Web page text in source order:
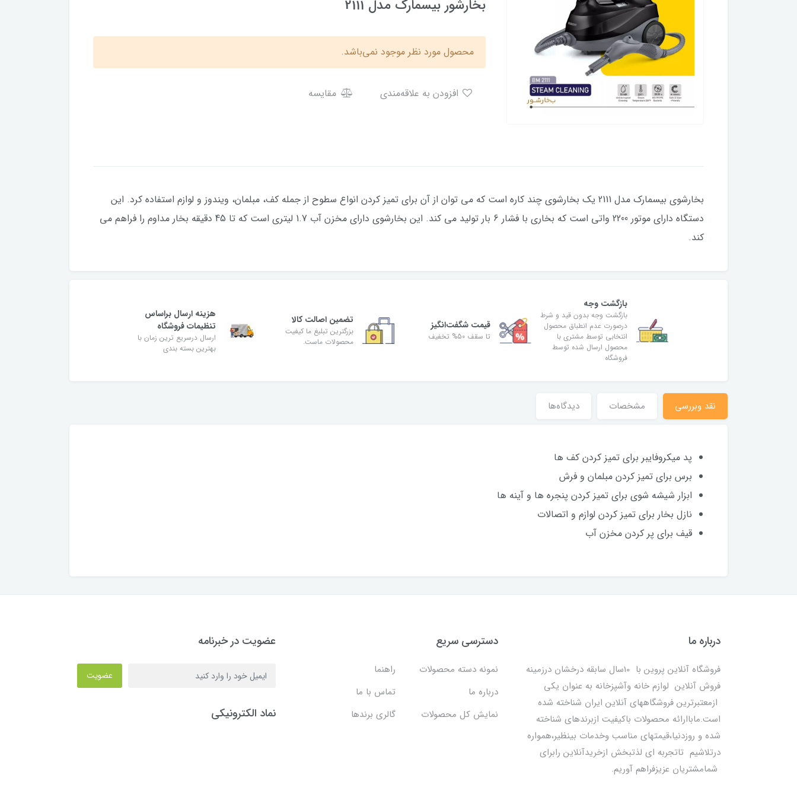
بخارشور بیسمارک مدل 2111
محصول مورد نظر موجود نمی‌باشد.
مقایسه
بخارشوی بیسمارک مدل 2111 یک بخارشوی چند کاره است که می توان از آن برای تمیز کردن انواع سطوح از جمله کف، مبلمان، ویندوز و لوازم استفاده کرد. این
دستگاه دارای موتور 2200 واتی است که بخاری با فشار 6 بار تولید می کند. این بخارشوی دارای مخزن آب 1.7 لیتری است که تا 45 دقیقه بخار مداوم را فراهم می
کند.
بازگشت وجه
بازگشت وجه بدون قید و شرط
درصورت عدم انطباق محصول
انتخابی توسط مشتری با
محصول ارسال شده توسط
فروشگاه
قیمت شگفت‌انگیز
تا سقف 50% تخفیف
تضمین اصالت کالا
بزرگترین تبلیغ ما کیفیت
محصولات ماست.
هزینه ارسال براساس
تنظیمات فروشگاه
ارسال درسریع ترین زمان با
بهترین بسته بندی
نقد وبررسی مشخصات دیدگاه‌ها
پد میکروفایبر برای تمیز کردن کف ها
برس برای تمیز کردن مبلمان و فرش
ابزار شیشه شوی برای تمیز کردن پنجره ها و آینه ها
نازل بخار برای تمیز کردن لوازم و اتصالات
قیف برای پر کردن مخزن آب
درباره ما
فروشگاه آنلاین پروین با 10سال سابقه درخشان درزمینه
فروش آنلاین لوازم خانه وآشپزخانه به عنوان یکی
ازمعتبرترین فروشگاههای آنلاین ایران شناخته شده
است.ماباارائه محصولات باکیفیت ازبرندهای شناخته
شده و روزدنیا،قیمتهای مناسب وخدمات بینظیر،همواره
درتلاشیم تاتجربه ای لذتبخش ازخریدآنلاین رابرای
شمامشتریان عزیزفراهم آوریم.
دسترسی سریع
نمونه دسته محصولات
راهنما
درباره ما
تماس با ما
نمایش کل محصولات
گالری برندها
عضویت در خبرنامه
عضویت
نماد الکترونیکی